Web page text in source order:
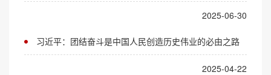
2025-06-30
习近平：团结奋斗是中国人民创造历史伟业的必由之路
2025-04-22